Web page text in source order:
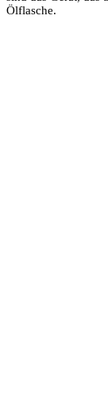
Ölflasche.